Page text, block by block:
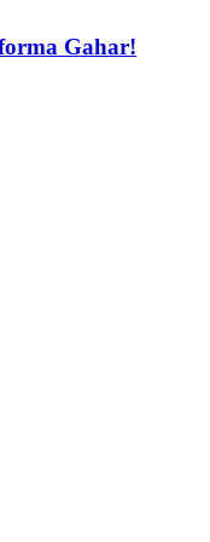
Gahar!